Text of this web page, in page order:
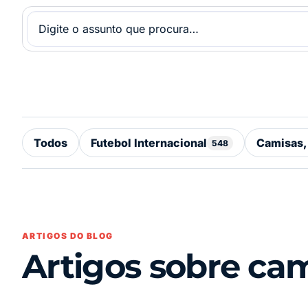
Todos Futebol Internacional 548
ARTIGOS DO BLOG
Artigos sobre